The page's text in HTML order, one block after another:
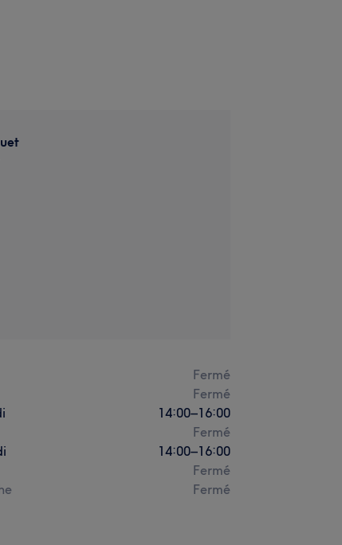
Fermé
Fermé
14:00–16:00
Fermé
14:00–16:00
Fermé
Fermé